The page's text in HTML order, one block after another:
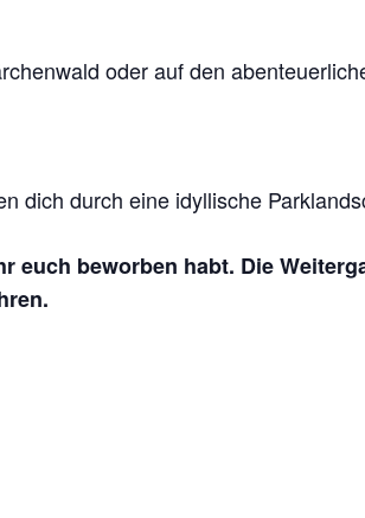
oder auf den
dich durch eine idyllische
beworben habt. Die